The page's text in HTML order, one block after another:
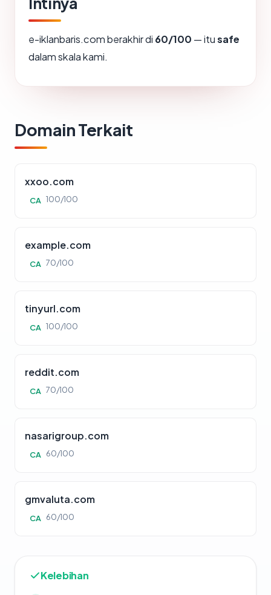
e-iklanbaris.com berakhir di 60/100 — itusafe
dalam skala kami.
Domain Terkait
xxoo.com
CA 100/100
example.com
CA 70/100
tinyurl.com
CA 100/100
reddit.com
CA 70/100
nasarigroup.com
CA 60/100
gmvaluta.com
CA 60/100
Kelebihan